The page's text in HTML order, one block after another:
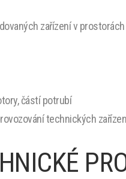
zařízení v
částí potrubí
technických